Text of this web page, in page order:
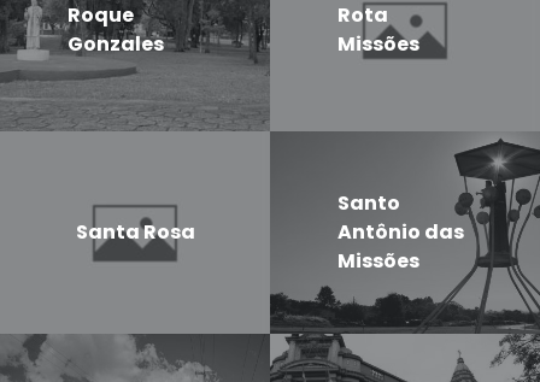
Roque
Gonzales
Rota
Missões
Santa Rosa
Santo
Antônio das
Missões